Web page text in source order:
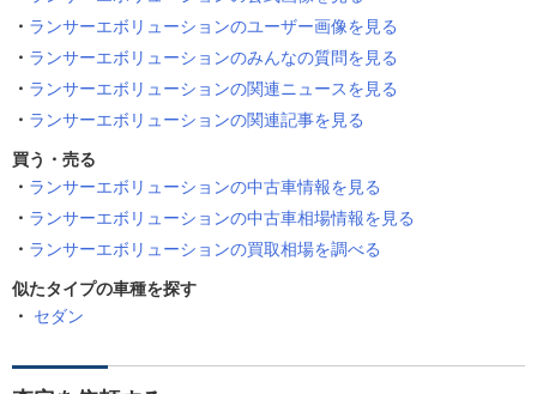
ランサーエボリューションのユーザー画像を見る
ランサーエボリューションのみんなの質問を見る
ランサーエボリューションの関連ニュースを見る
ランサーエボリューションの関連記事を見る
買う・売る
ランサーエボリューションの中古車情報を見る
ランサーエボリューションの中古車相場情報を見る
ランサーエボリューションの買取相場を調べる
似たタイプの車種を探す
セダン